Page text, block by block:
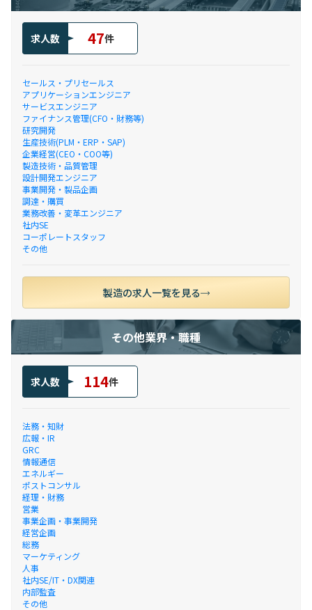
求人数 47件
セールス・プリセールス
アプリケーションエンジニア
サービスエンジニア
ファイナンス管理(CFO・財務等)
研究開発
生産技術(PLM・ERP・SAP)
企業経営(CEO・COO等)
製造技術・品質管理
設計開発エンジニア
事業開発・製品企画
調達・購買
業務改善・変革エンジニア
社内SE
コーポレートスタッフ
その他
製造の求人一覧を見る
その他業界・職種
求人数 114件
法務・知財
広報・IR
GRC
情報通信
エネルギー
ポストコンサル
経理・財務
営業
事業企画・事業開発
経営企画
総務
マーケティング
人事
社内SE/IT・DX関連
内部監査
その他